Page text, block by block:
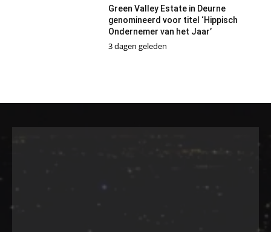
Green Valley Estate in Deurne
genomineerd voor titel ‘Hippisch
Ondernemer van het Jaar’
3 dagen geleden